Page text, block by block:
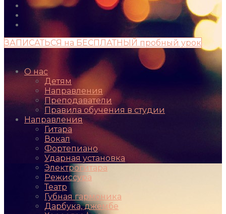
ЗАПИСАТЬСЯ на БЕСПЛАТНЫЙ пробный урок
О нас
Детям
Направления
Преподаватели
Правила обучения в студии
Направления
Гитара
Вокал
Фортепиано
Ударная установка
Электрогитара
Режиссура
Театр
Губная гармоника
Дарбука, джембе